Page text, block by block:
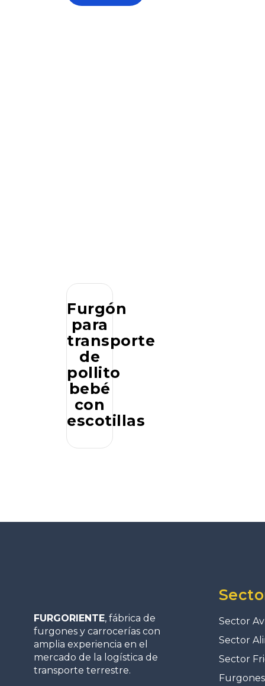
Furgón
para
transporte
de
pollito
bebé
con
escotillas
FURGORIENTE, fábrica de
furgones y carrocerías con
amplia experiencia en el
mercado de la logística de
transporte terrestre.
Sector
Sector
Sector